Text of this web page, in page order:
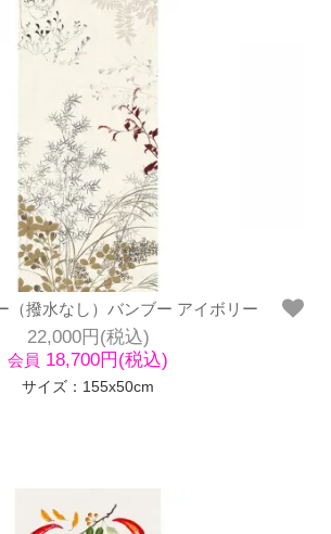
（撥水なし）バンブー アイボリー
22,000円(税込)
会員 18,700円(税込)
サイズ：155x50cm